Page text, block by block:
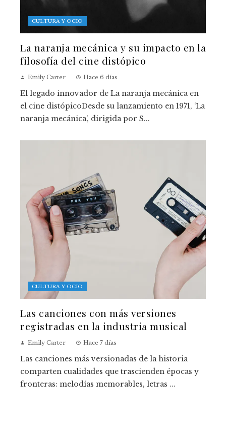
CULTURA Y OCIO
La naranja mecánica y su impacto en la
filosofía del cine distópico
Emily Carter Hace 6 días
El legado innovador de La naranja mecánica en
el cine distópicoDesde su lanzamiento en 1971, ‘La
naranja mecánica’, dirigida por S...
CULTURA Y OCIO
Las canciones con más versiones
registradas en la industria musical
Emily Carter Hace 7 días
Las canciones más versionadas de la historia
comparten cualidades que trascienden épocas y
fronteras: melodías memorables, letras ...